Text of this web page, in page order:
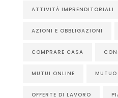
ATTIVITÀ IMPRENDITORIALI
AZIONI E OBBLIGAZIONI
COMPRARE CASA
MUTUI ONLINE
OFFERTE DI LAVORO